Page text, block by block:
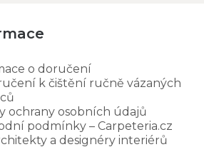
o doručení
k čištění ručně vázaných
ochrany osobních údajů
podmínky – Carpeteria.cz
a designéry interiérů